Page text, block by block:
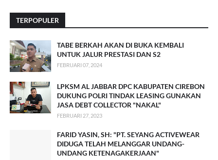
TERPOPULER
TABE BERKAH AKAN DI BUKA KEMBALI
UNTUK JALUR PRESTASI DAN S2
FEBRUARI 07, 2024
LPKSM AL JABBAR DPC KABUPATEN CIREBON
DUKUNG POLRI TINDAK LEASING GUNAKAN
JASA DEBT COLLECTOR "NAKAL"
FEBRUARI 27, 2023
FARID YASIN, SH: "PT. SEYANG ACTIVEWEAR
DIDUGA TELAH MELANGGAR UNDANG-
UNDANG KETENAGAKERJAAN"